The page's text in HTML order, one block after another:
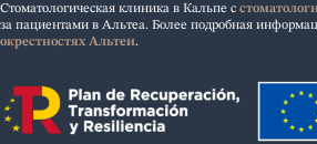
Стоматологическая клиника в Кальпе с
за пациентами в Альтеа. Более подробная
окрестностях Альтеи.